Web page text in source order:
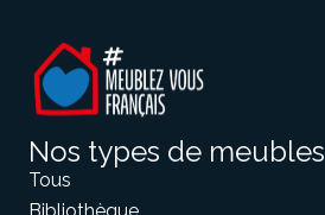
Nos types de meubles
Tous